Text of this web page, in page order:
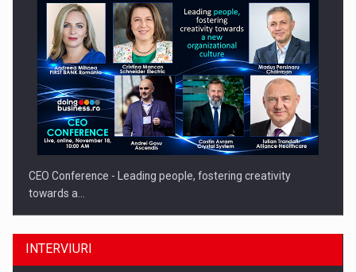
CEO Conference - Leading people, fostering creativity
towards a…
INTERVIURI